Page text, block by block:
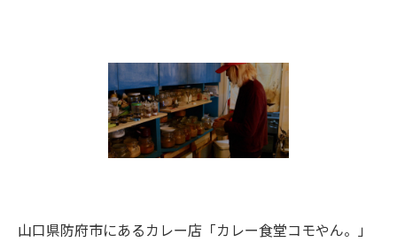
山口県防府市にあるカレー店「カレー食堂コモやん。」